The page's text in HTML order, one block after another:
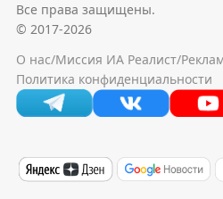
Все права защищены.
© 2017-2026
О нас/Миссия ИА Реалист/
Политика конфиденциальности